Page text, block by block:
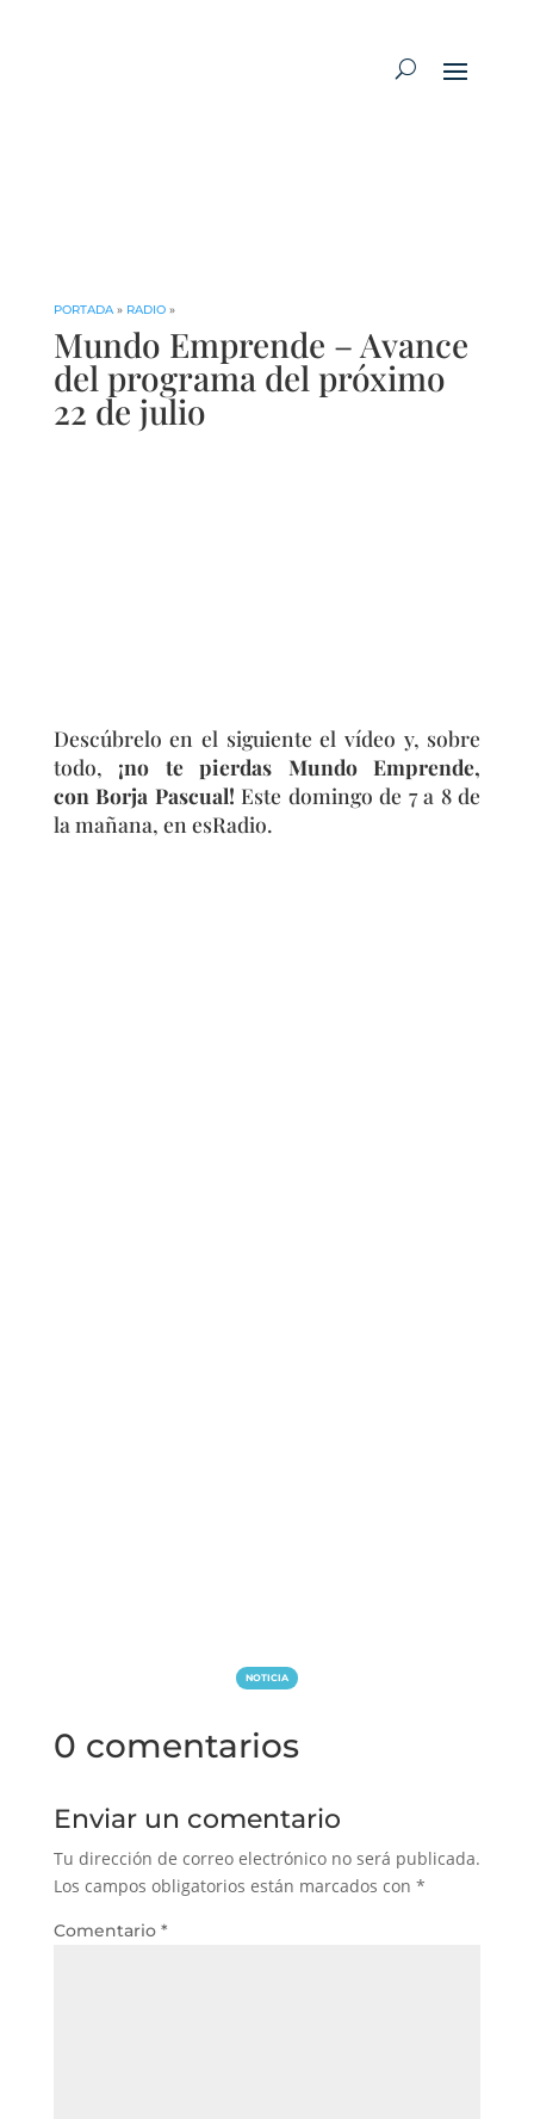
PORTADA» RADIO»
Mundo Emprende – Avance
del programa del próximo
22 de julio
Descúbrelo en el siguiente el vídeo y, sobre
todo, ¡no te pierdas Mundo Emprende,
conBorja Pascual! Este domingo de 7 a 8 de
la mañana, en esRadio.
NOTICIA
0 comentarios
Enviar un comentario
Tu dirección de correo electrónico no será publicada.
Los campos obligatorios están marcados con *
Comentario *